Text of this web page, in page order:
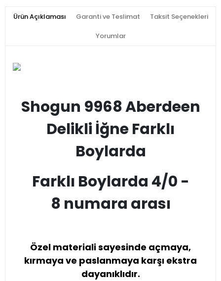
Ürün Açıklaması Garanti ve Teslimat Taksit Seçenekleri
Yorumlar
Shogun 9968 Aberdeen
Delikli İğne Farklı
Boylarda
Farklı Boylarda 4/0 -
8 numara arası
Özel materiali sayesinde açmaya,
kırmaya ve paslanmaya karşı ekstra
dayanıklıdır.